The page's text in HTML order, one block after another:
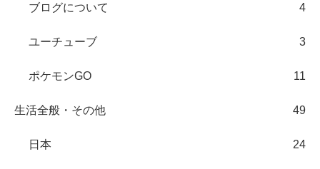
ブログについて 4
ユーチューブ 3
ポケモンGO 11
生活全般・その他 49
日本 24